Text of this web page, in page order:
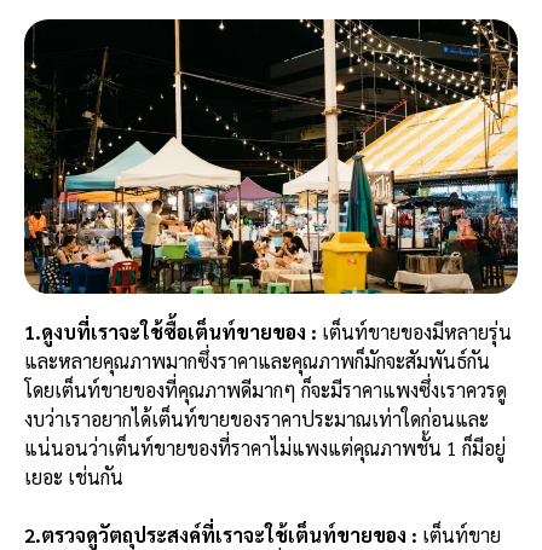
1.ดูงบที่เราจะใช้ซื้อเต็นท์ขายของ : เต็นท์ขายของมีหลายรุ่น
และหลายคุณภาพมากซึ่งราคาและคุณภาพก็มักจะสัมพันธ์กัน
โดยเต็นท์ขายของที่คุณภาพดีมากๆ ก็จะมีราคาแพงซึ่งเราควรดู
งบว่าเราอยากได้เต็นท์ขายของราคาประมาณเท่าใดก่อนและ
แน่นอนว่าเต็นท์ขายของที่ราคาไม่แพงแต่คุณภาพชั้น 1 ก็มีอยู่
เยอะ เช่นกัน
2.ตรวจดูวัตถุประสงค์ที่เราจะใช้เต็นท์ขายของ : เต็นท์ขาย